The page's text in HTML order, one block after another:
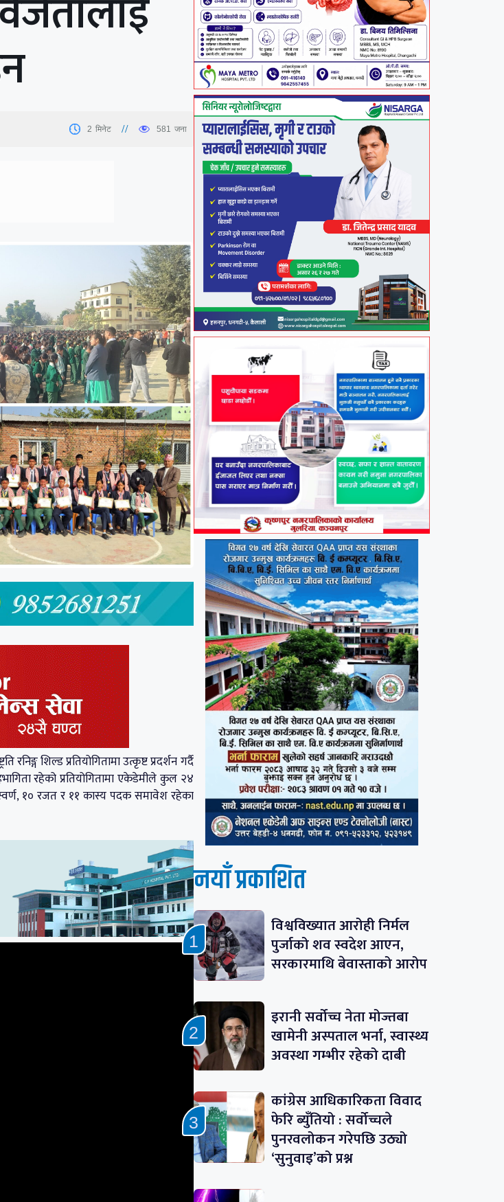
2 मिनेट 581 जना
शिल्ड प्रतियोगितामा उत्कृष्ट प्रदर्शन गर्दै
रहेको प्रतियोगितामा एकेडेमीले कुल २४
स्वर्ण, १० रजत र ११ कास्य पदक समावेश रहेका
नयाँ प्रकाशित
विश्वविख्यात आरोही निर्मल
पुर्जाको शव स्वदेश आएन,
सरकारमाथि बेवास्ताको आरोप
इरानी सर्वोच्च नेता मोज्तबा
खामेनी अस्पताल भर्ना, स्वास्थ्य
अवस्था गम्भीर रहेको दाबी
कांग्रेस आधिकारिकता विवाद
फेरि ब्युँतियो : सर्वोच्चले
पुनरवलोकन गरेपछि उठ्यो
‘सुनुवाइ’को प्रश्न